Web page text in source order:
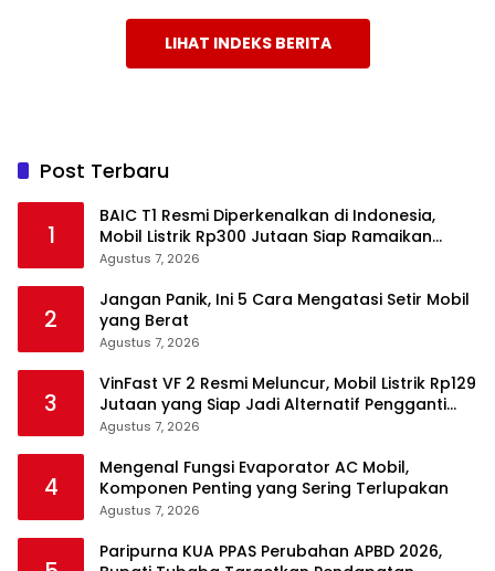
LIHAT INDEKS BERITA
Post Terbaru
1
BAIC T1 Resmi Diperkenalkan di Indonesia,
Mobil Listrik Rp300 Jutaan Siap Ramaikan
Pasar EV
Agustus 7, 2026
2
Jangan Panik, Ini 5 Cara Mengatasi Setir Mobil
yang Berat
Agustus 7, 2026
3
VinFast VF 2 Resmi Meluncur, Mobil Listrik Rp129
Jutaan yang Siap Jadi Alternatif Pengganti
Motor
Agustus 7, 2026
4
Mengenal Fungsi Evaporator AC Mobil,
Komponen Penting yang Sering Terlupakan
Agustus 7, 2026
Paripurna KUA PPAS Perubahan APBD 2026,